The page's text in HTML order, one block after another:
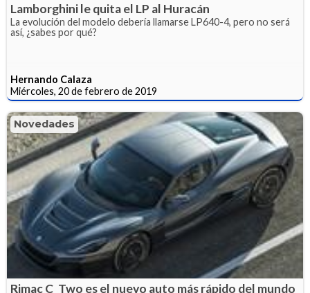
Lamborghini le quita el LP al Huracán
La evolución del modelo debería llamarse LP640-4, pero no será
así, ¿sabes por qué?
Hernando Calaza
Miércoles, 20 de febrero de 2019
Novedades
Rimac C_Two es el nuevo auto más rápido del mundo